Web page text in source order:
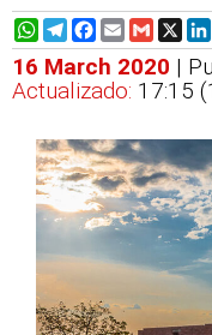
WhatsApp
Telegram
Facebook
EmailGmail
X
16 March 2020 |
Actualizado: 17:15